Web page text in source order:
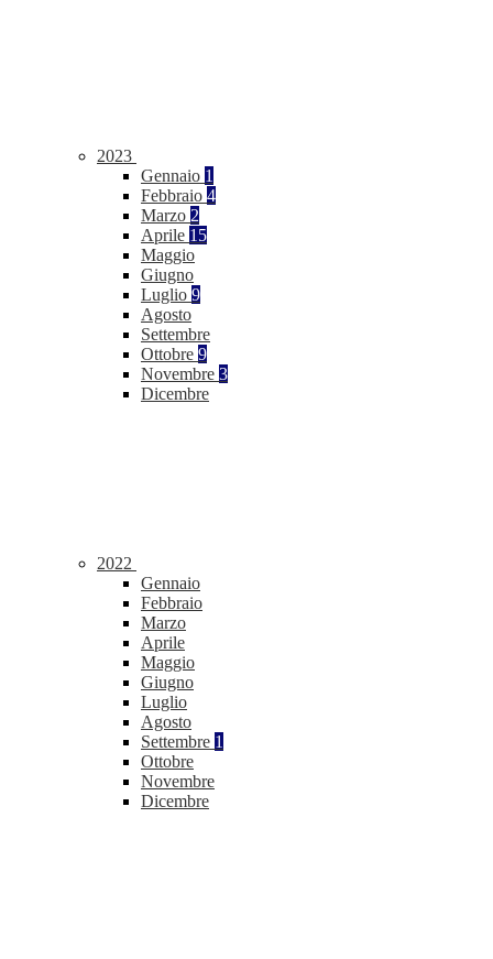
2023
Gennaio 1
Febbraio 4
Marzo 2
Aprile 15
Maggio
Giugno
Luglio 9
Agosto
Settembre
Ottobre 9
Novembre 3
Dicembre
2022
Gennaio
Febbraio
Marzo
Aprile
Maggio
Giugno
Luglio
Agosto
Settembre 1
Ottobre
Novembre
Dicembre